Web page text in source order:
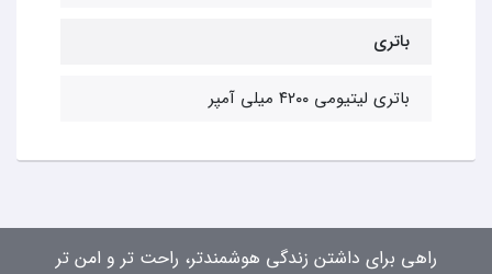
باتری
باتری لیتیومی ۴۲۰۰ میلی آمپر
راهی برای داشتن زندگی هوشمندتر، راحت تر و امن تر